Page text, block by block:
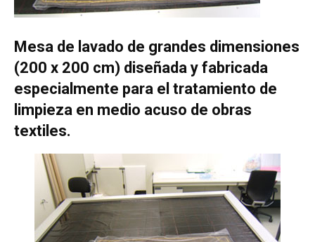
Mesa de lavado de grandes dimensiones
(200 x 200 cm) diseñada y fabricada
especialmente para el tratamiento de
limpieza en medio acuso de obras
textiles.